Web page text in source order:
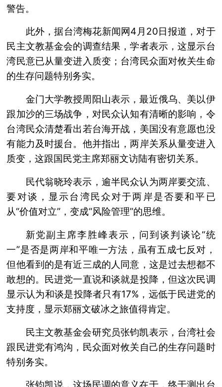
警告。
此外，据台湾梅花新闻网4月20日报道，对于
民主文教基金会的调查结果，学者表示，这显示台
湾民意已从量变进入质变；台湾民众面对攸关生命
的生存问题特别务实。
金门大学教授周阳山表示，最近俄乌、美以伊
跟加沙的三场战争，对民众认知有清晰的影响，令
台湾民众清楚看出若台海开战，美国没有意愿也没
有能力及时援台。他并指出，两岸关系从量变进入
质变，这跟国民党主席郑丽文访陆有密切关系。
民代翁晓玲表示，逾半民众认为两岸要交流、
要对谈，显示台湾民众对于两岸是否要和平已
从“价值对立”，变成“风险管理”的思维。
新党副主席李胜峰表示，问到谈判谈论“统
一”是否是两岸和平唯一方法，虽有五成七反对，
但他看到的是有近三成的人同意，这是过去想都不
敢想的。民进党一直说和谈就是投降，但这次民调
显示认为和谈是投降者只有17%，远低于民进党的
支持度，显示郑丽文破冰之旅值得肯定。
民主文教基金会研究员张钧凯表示，台湾社会
跟民进党有鸿沟，民众面对攸关自己的生存问题时
特别务实。